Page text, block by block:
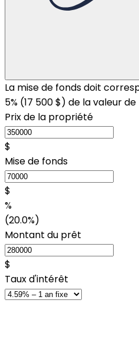
La mise de fonds doit
5% (17 500 $) de la valeur
Prix de la propriété
$
Mise de fonds
$
%
(20.0%)
Montant du prêt
$
Taux d'intérêt